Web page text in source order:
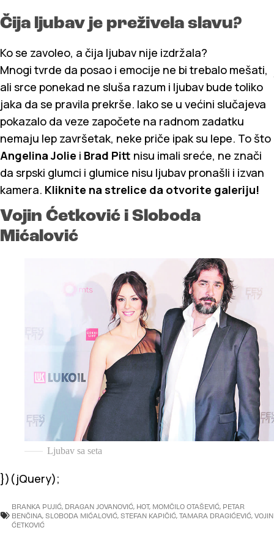
Čija ljubav je preživela slavu?
Ko se zavoleo, a čija ljubav nije izdržala?
Mnogi tvrde da posao i emocije ne bi trebalo mešati,
ali srce ponekad ne sluša razum i ljubav bude toliko
jaka da se pravila prekrše. Iako se u većini slučajeva
pokazalo da veze započete na radnom zadatku
nemaju lep završetak, neke priče ipak su lepe. To što
Angelina Jolie i Brad Pitt nisu imali sreće, ne znači
da srpski glumci i glumice nisu ljubav pronašli i izvan
kamera. Kliknite na strelice da otvorite galeriju!
Vojin Ćetković i Sloboda
Mićalović
Ljubav sa seta
})(jQuery);
BRANKA PUJIĆ, DRAGAN JOVANOVIĆ, HOT, MOMČILO OTAŠEVIĆ, PETAR
BENČINA, SLOBODA MIĆALOVIĆ, STEFAN KAPIČIĆ, TAMARA DRAGIĆEVIĆ, VOJIN
ĆETKOVIĆ